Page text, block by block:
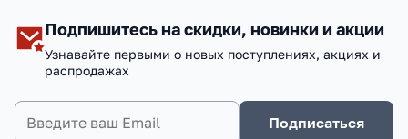
Подпишитесь на скидки, новинки и акции
Узнавайте первыми о новых поступлениях, акциях и
распродажах
Подписаться